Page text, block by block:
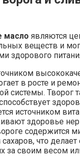
масло являются
веществ и
здорового
в росте и
системы. Творог
источником
здоровье
содержится
что
за своим весом